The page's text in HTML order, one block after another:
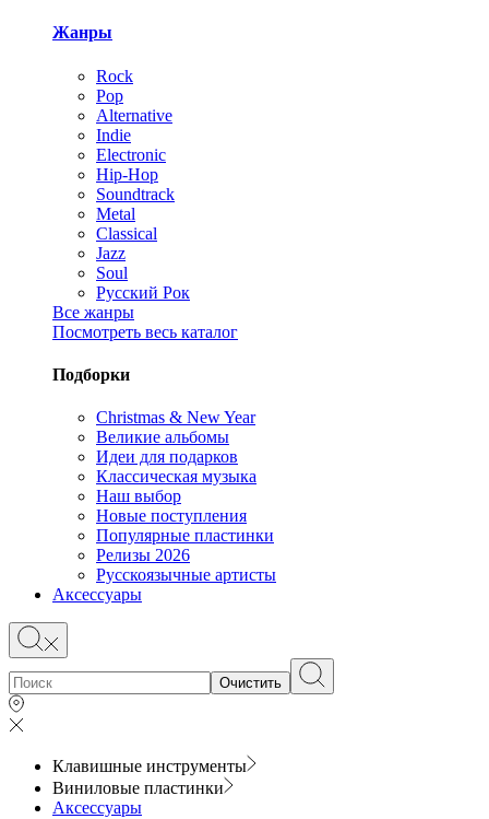
Жанры
Rock
Pop
Alternative
Indie
Electronic
Hip-Hop
Soundtrack
Metal
Classical
Jazz
Soul
Русский Рок
Все жанры
Посмотреть весь каталог
Подборки
Christmas & New Year
Великие альбомы
Идеи для подарков
Классическая музыка
Наш выбор
Новые поступления
Популярные пластинки
Релизы 2026
Русскоязычные артисты
Аксессуары
Очистить
Клавишные инструменты
Виниловые пластинки
Аксессуары